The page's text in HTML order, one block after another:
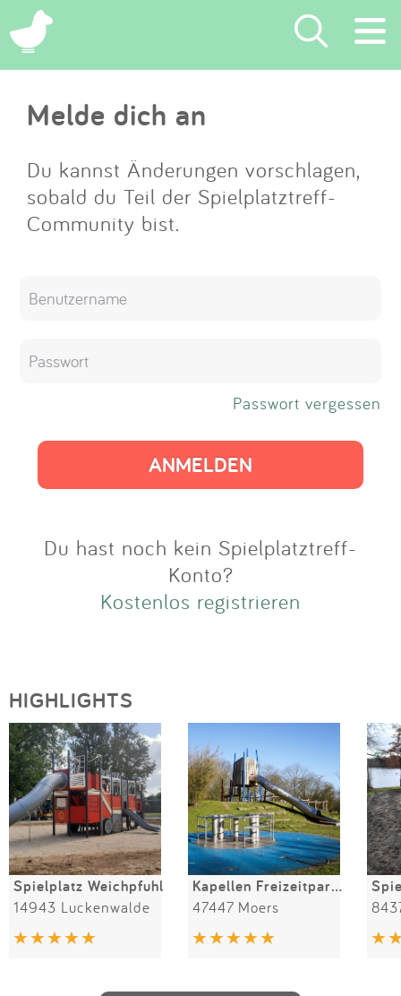
×
Suchen
Eintragen
App
Impressum
Anmelden
Melde dich an
Du kannst Änderungen vorschlagen,
sobald du Teil der Spielplatztreff-
Community bist.
Passwort vergessen
Du hast noch kein Spielplatztreff-
Konto?
Kostenlos registrieren
HIGHLIGHTS
Spielplatz Weichpfuhl
14943 Luckenwalde
Kapellen Freizeitpark am See
47447 Moers